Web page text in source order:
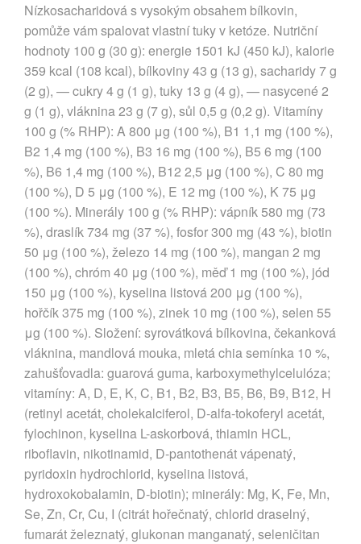
Nízkosacharidová s vysokým obsahem bílkovin,
pomůže vám spalovat vlastní tuky v ketóze. Nutriční
hodnoty 100 g (30 g): energie 1501 kJ (450 kJ), kalorie
359 kcal (108 kcal), bílkoviny 43 g (13 g), sacharidy 7 g
(2 g), — cukry 4 g (1 g), tuky 13 g (4 g), — nasycené 2
g (1 g), vláknina 23 g (7 g), sůl 0,5 g (0,2 g). Vitamíny
100 g (% RHP): A 800 μg (100 %), B1 1,1 mg (100 %),
B2 1,4 mg (100 %), B3 16 mg (100 %), B5 6 mg (100
%), B6 1,4 mg (100 %), B12 2,5 μg (100 %), C 80 mg
(100 %), D 5 μg (100 %), E 12 mg (100 %), K 75 μg
(100 %). Minerály 100 g (% RHP): vápník 580 mg (73
%), draslík 734 mg (37 %), fosfor 300 mg (43 %), biotin
50 μg (100 %), železo 14 mg (100 %), mangan 2 mg
(100 %), chróm 40 μg (100 %), měď 1 mg (100 %), jód
150 μg (100 %), kyselina listová 200 μg (100 %),
hořčík 375 mg (100 %), zinek 10 mg (100 %), selen 55
μg (100 %). Složení: syrovátková bílkovina, čekanková
vláknina, mandlová mouka, mletá chia semínka 10 %,
zahušťovadla: guarová guma, karboxymethylcelulóza;
vitamíny: A, D, E, K, C, B1, B2, B3, B5, B6, B9, B12, H
(retinyl acetát, cholekalciferol, D-alfa-tokoferyl acetát,
fylochinon, kyselina L-askorbová, thiamin HCL,
riboflavin, nikotinamid, D-pantothenát vápenatý,
pyridoxin hydrochlorid, kyselina listová,
hydroxokobalamin, D-biotin); minerály: Mg, K, Fe, Mn,
Se, Zn, Cr, Cu, I (citrát hořečnatý, chlorid draselný,
fumarát železnatý, glukonan manganatý, seleničitan